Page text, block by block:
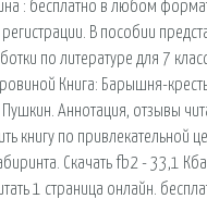
: бесплатно в любом
В пособии
по литературе для 7
Книга: Барышня-
Аннотация, отзывы
книгу по привлекательной
Cкачать fb2 - 33,1
1 страница онлайн.